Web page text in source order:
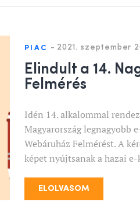
PIAC - 2021. szeptember
Elindult a 14.
Felmérés
Idén 14. alkalommal
Magyarország legnagyobb
Webáruház Felmérést. A
képet nyújtsanak a hazai
ELOLVASOM